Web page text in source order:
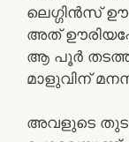
ലെഗ്ഗിൻസ്
അത്
ആ പൂർ
മാളുവിന്‌
അവളുടെ